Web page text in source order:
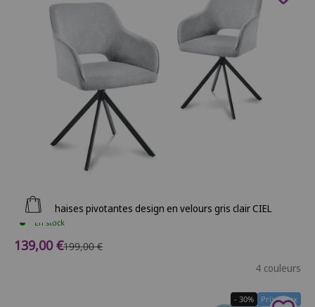
Ajouter au panier
Lot de 2 chaises pivotantes design en velours gris clair CIEL
En stock
Prix de vente
139,00 €Prix normal
199,00 €
4 couleurs
Prix Doux
- 30%